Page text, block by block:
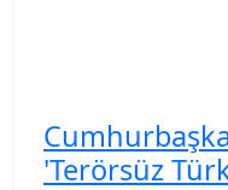
'Terörsüz